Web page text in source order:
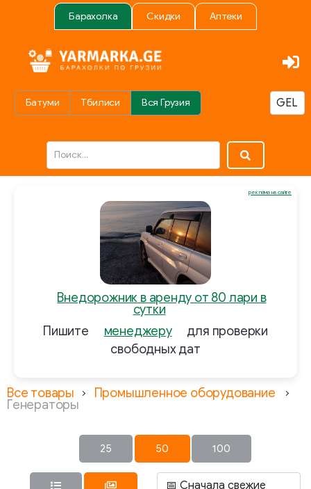
Барахолка Скидки Аптеки
Батуми Тбилиси Вся Грузия
Внедорожник в аренду от 80 лари в
сутки
Пишите
менеджеру
для проверки
свободных дат
реклама на сайте
Все товары Промышленное оборудование
Генераторы
25 50 100